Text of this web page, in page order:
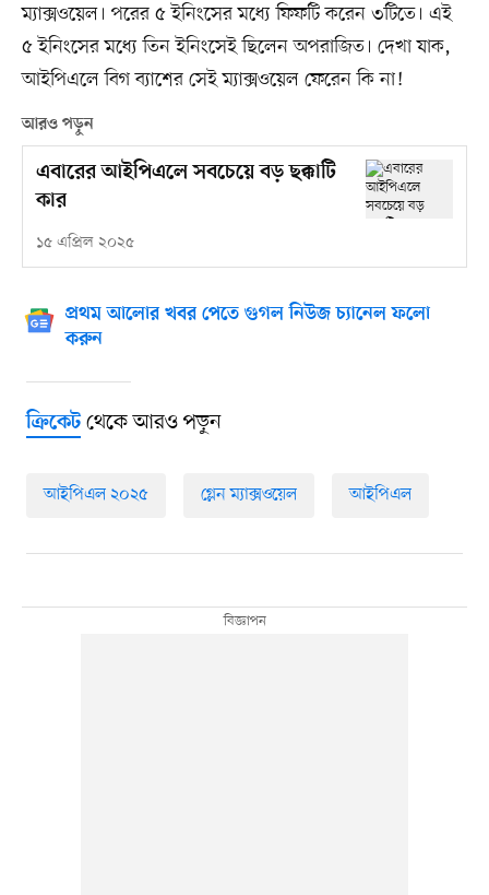
ম্যাক্সওয়েল। পরের ৫ ইনিংসের মধ্যে ফিফটি করেন ৩টিতে। এই
৫ ইনিংসের মধ্যে তিন ইনিংসেই ছিলেন অপরাজিত। দেখা যাক,
আইপিএলে বিগ ব্যাশের সেই ম্যাক্সওয়েল ফেরেন কি না!
আরও পড়ুন
এবারের আইপিএলে সবচেয়ে বড় ছক্কাটি
কার
১৫ এপ্রিল ২০২৫
প্রথম আলোর খবর পেতে গুগল নিউজ চ্যানেল ফলো
করুন
ক্রিকেটথেকে আরও পড়ুন
আইপিএল ২০২৫ গ্লেন ম্যাক্সওয়েল আইপিএল